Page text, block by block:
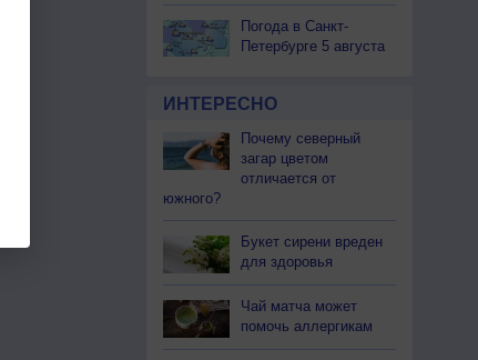
Погода в Санкт-
Петербурге 5 августа
ИНТЕРЕСНО
Почему северный
загар цветом
отличается от
южного?
Букет сирени вреден
для здоровья
Чай матча может
помочь аллергикам